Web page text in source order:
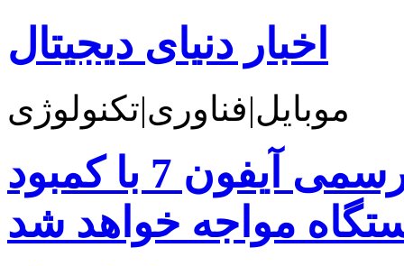
اخبار دنیای دیجیتال
موبایل|فناوری|تکنولوژی
اپل در زمان عرضه رسمی آیفون 7 با کمبود
مواجه خواهد شد